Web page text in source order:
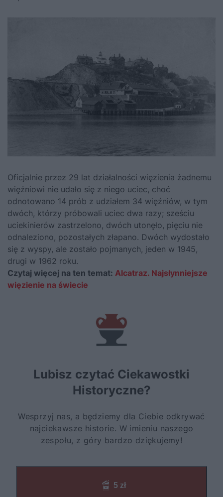
Oficjalnie przez 29 lat działalności więzienia żadnemu
więźniowi nie udało się z niego uciec, choć
odnotowano 14 prób z udziałem 34 więźniów, w tym
dwóch, którzy próbowali uciec dwa razy; sześciu
uciekinierów zastrzelono, dwóch utonęło, pięciu nie
odnaleziono, pozostałych złapano. Dwóch wydostało
się z wyspy, ale zostało pojmanych, jeden w 1945,
drugi w 1962 roku.
Czytaj więcej na ten temat: Alcatraz. Najsłynniejsze
więzienie na świecie